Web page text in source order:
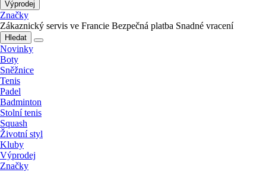
Výprodej
Značky
Zákaznický servis ve Francie Bezpečná platba Snadné vracení
Hledat
Novinky
Boty
Sněžnice
Tenis
Padel
Badminton
Stolní tenis
Squash
Životní styl
Kluby
Výprodej
Značky